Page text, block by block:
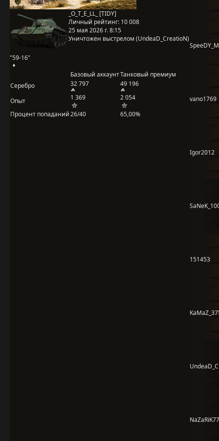
"59-16"
_O_T_E_LL_ [TIDY]
Личный рейтинг: 10 008
25 мая 2026 г. 8:15
Уничтожен выстрелом (UndeaD_CreatioN)
Базовый аккаунтТанковый премиум
Серебро
32 797 49 196
Опыт 1 369
2 054
Процент попаданий26/40 65,00%
vano1769
Igor2012
151453